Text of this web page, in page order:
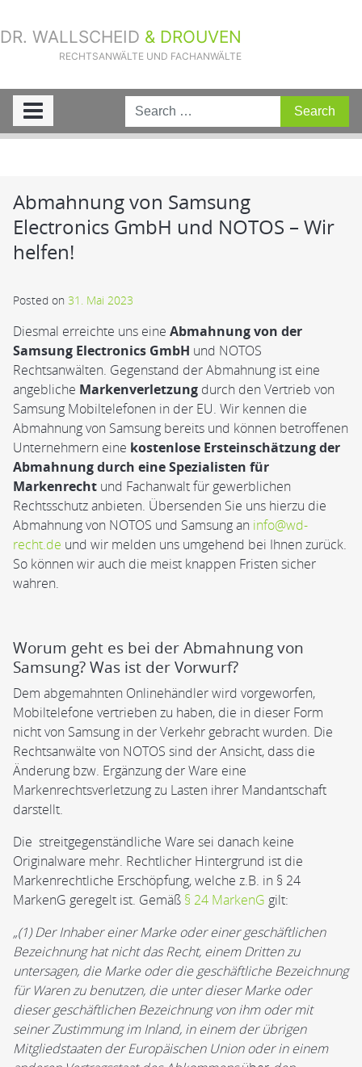
DR. WALLSCHEID & DROUVEN
RECHTSANWÄLTE UND FACHANWÄLTE
Sie sind hier: Aktuelle Fälle»
Abmahnung von Samsung
Electronics GmbH und NOTOS – Wir helfen!
Abmahnung von Samsung
Electronics GmbH und NOTOS – Wir
helfen!
Posted on 31. Mai 2023
Diesmal erreichte uns eine Abmahnung von der
Samsung Electronics GmbH und NOTOS
Rechtsanwälten. Gegenstand der Abmahnung ist eine
angebliche Markenverletzung durch den Vertrieb von
Samsung Mobiltelefonen in der EU. Wir kennen die
Abmahnung von Samsung bereits und können betroffenen
Unternehmern eine kostenlose Ersteinschätzung der
Abmahnung durch eine Spezialisten für
Markenrecht und Fachanwalt für gewerblichen
Rechtsschutz anbieten. Übersenden Sie uns hierzu die
Abmahnung von NOTOS und Samsung an info@wd-
recht.de und wir melden uns umgehend bei Ihnen zurück.
So können wir auch die meist knappen Fristen sicher
wahren.
Worum geht es bei der Abmahnung von
Samsung? Was ist der Vorwurf?
Dem abgemahnten Onlinehändler wird vorgeworfen,
Mobiltelefone vertrieben zu haben, die in dieser Form
nicht von Samsung in der Verkehr gebracht wurden. Die
Rechtsanwälte von NOTOS sind der Ansicht, dass die
Änderung bzw. Ergänzung der Ware eine
Markenrechtsverletzung zu Lasten ihrer Mandantschaft
darstellt.
Die streitgegenständliche Ware sei danach keine
Originalware mehr. Rechtlicher Hintergrund ist die
Markenrechtliche Erschöpfung, welche z.B. in § 24
MarkenG geregelt ist. Gemäß § 24 MarkenG gilt:
„(1) Der Inhaber einer Marke oder einer geschäftlichen
Bezeichnung hat nicht das Recht, einem Dritten zu
untersagen, die Marke oder die geschäftliche Bezeichnung
für Waren zu benutzen, die unter dieser Marke oder
dieser geschäftlichen Bezeichnung von ihm oder mit
seiner Zustimmung im Inland, in einem der übrigen
Mitgliedstaaten der Europäischen Union oder in einem